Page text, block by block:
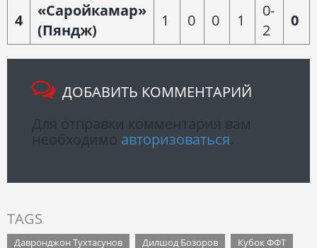
4
«Саройкамар»
(Пяндж)
1 0 0 1
0-
2
0
ДОБАВИТЬ КОММЕНТАРИЙ
авторизоваться
TAGS
Давронджон Тухтасунов Дилшод Бозоров Кубок ФФТ